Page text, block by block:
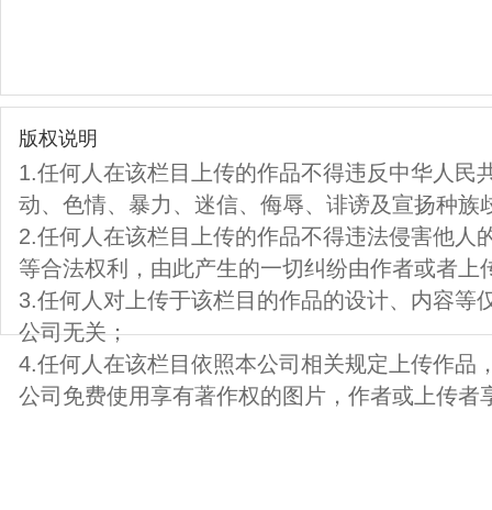
版权说明
1.任何人在该栏目上传的作品不得违反中华人民
动、色情、暴力、迷信、侮辱、诽谤及宣扬种族
2.任何人在该栏目上传的作品不得违法侵害他人
等合法权利，由此产生的一切纠纷由作者或者上
3.任何人对上传于该栏目的作品的设计、内容等
公司无关；
4.任何人在该栏目依照本公司相关规定上传作品
公司免费使用享有著作权的图片，作者或上传者